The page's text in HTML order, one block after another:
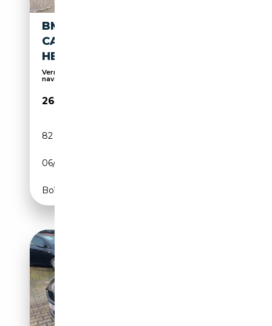
BMW 640 BMW 640D
CABRIO/VOLLLEDER/HUD/S-
HEFT/KAMERA
Verrouillage centralisé, Bluetooth, Système de
nav...
26 999€
82 000 km
06/2014
Boîte automatique